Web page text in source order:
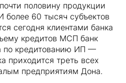
половину продукции
более 60 тысяч субъектов
сегодня клиентами банка
кредитов МСП банк
по кредитованию ИП —
приходится треть всех
предприятиям Дона.